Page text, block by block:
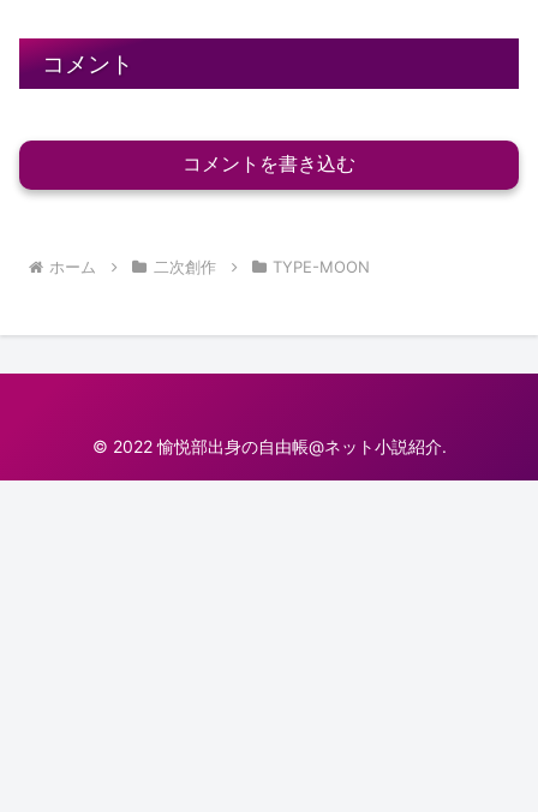
コメント
コメントを書き込む
ホーム 二次創作 TYPE-MOON
© 2022 愉悦部出身の自由帳@ネット小説紹介.